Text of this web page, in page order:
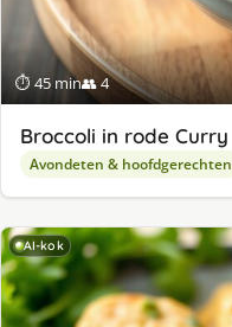
⏱ 45 min👥 4
Broccoli in rode Curry
Avondeten & hoofdgerechten
AI-kok